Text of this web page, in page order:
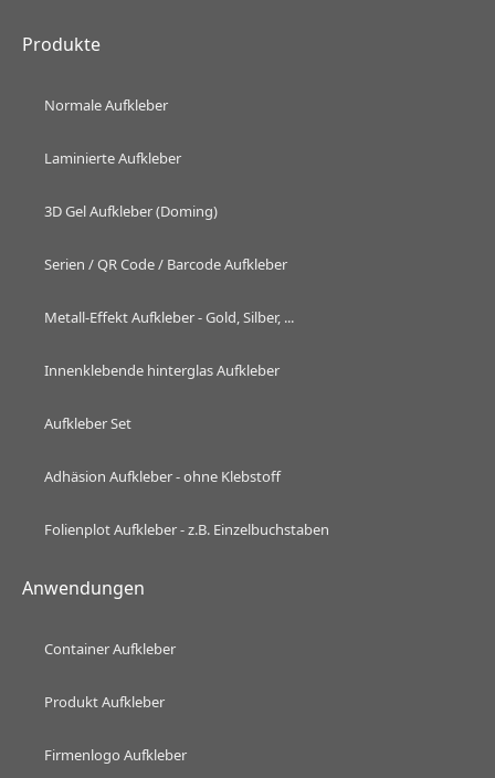
Produkte
Normale Aufkleber
Laminierte Aufkleber
3D Gel Aufkleber (Doming)
Serien / QR Code / Barcode Aufkleber
Metall-Effekt Aufkleber - Gold, Silber, ...
Innenklebende hinterglas Aufkleber
Aufkleber Set
Adhäsion Aufkleber - ohne Klebstoff
Folienplot Aufkleber - z.B. Einzelbuchstaben
Anwendungen
Container Aufkleber
Produkt Aufkleber
Firmenlogo Aufkleber